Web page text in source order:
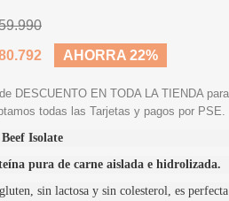
AHORRA 22%
DESCUENTO EN TODA LA TIENDA
todas las Tarjetas y pagos por PSE.
Isolate
pura de carne aislada e hidrolizada.
sin lactosa y sin colesterol, es